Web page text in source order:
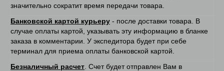
значительно сократит время передачи товара.
Банковской картой курьеру - после доставки товара. В
случае оплаты картой, указывать эту информацию в бланке
заказа в комментарии. У экспедитора будет при себе
терминал для приема оплаты банковской картой.
Безналичный расчет . Счет будет отправлен Вам в